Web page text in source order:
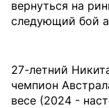
вернуться на
следующий бой
27-летний
чемпион
весе (2024 -